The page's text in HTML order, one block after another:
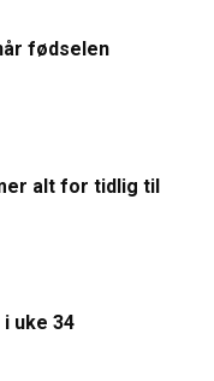
fødselen
alt for tidlig til
uke 34